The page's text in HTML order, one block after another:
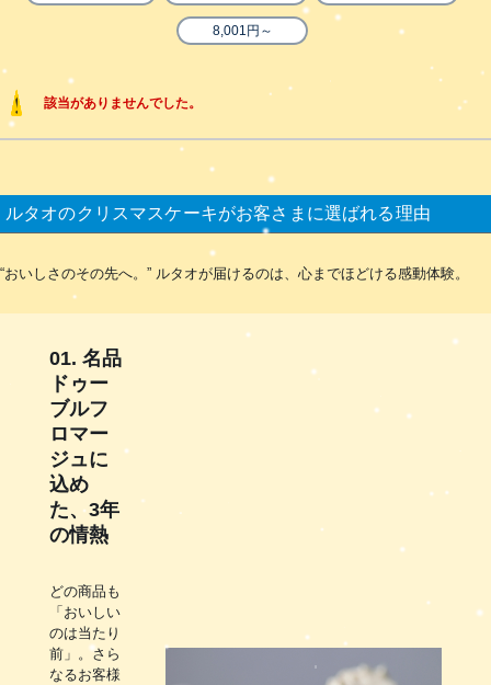
8,001円～
該当がありませんでした。
ルタオのクリスマスケーキがお客さまに選ばれる理由
“おいしさのその先へ。” ルタオが届けるのは、心までほどける感動体験。
01. 名品
ドゥー
ブルフ
ロマー
ジュに
込め
た、3年
の情熱
どの商品も
「おいしい
のは当たり
前」。さら
なるお客様